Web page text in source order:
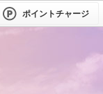
ポイントチャージ